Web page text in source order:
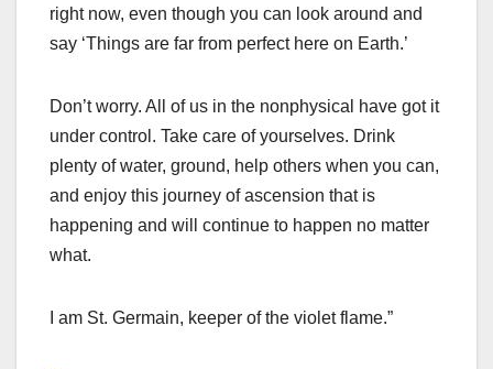
right now, even though you can look around and
say ‘Things are far from perfect here on Earth.’
Don’t worry. All of us in the nonphysical have got it
under control. Take care of yourselves. Drink
plenty of water, ground, help others when you can,
and enjoy this journey of ascension that is
happening and will continue to happen no matter
what.
I am St. Germain, keeper of the violet flame.”